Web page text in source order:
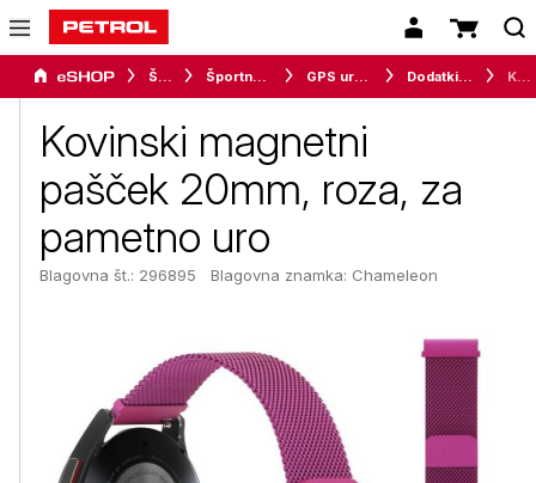
Šport Športna oprema GPS ure in merilci Dodatki za pametne ure
Kovinski magnetni
pašček 20mm, roza, za
pametno uro
Blagovna št.: 296895 Blagovna znamka: Chameleon